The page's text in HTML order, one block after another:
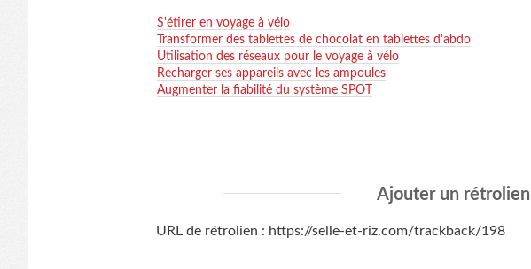
S'étirer en voyage à vélo
Transformer des tablettes de chocolat en tablettes d'abdo
Utilisation des réseaux pour le voyage à vélo
Recharger ses appareils avec les ampoules
Augmenter la fiabilité du système SPOT
Ajouter un rétrolien
URL de rétrolien : https://selle-et-riz.com/trackback/198